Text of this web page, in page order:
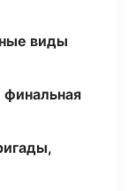
виды
финальная